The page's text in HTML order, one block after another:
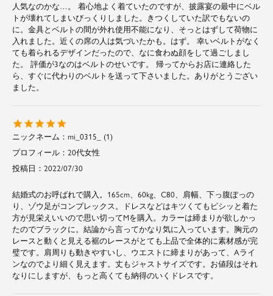
人気なのかな…。 着心地よく着ていたのですが、披露宴の最中にベル
トが壊れてしまいびっくりしました。きつくしていた訳でもないの
に。金具とベルトの間が外れ使用不能になり、そっとはずして荷物に
入れました。近くの席の人は気づいたかも。はず。 幸いベルトがなく
ても着られるデザインだったので、なに食わぬ顔をして過ごしまし
た。 評価が3なのはベルトのせいです。 帰ってからお店に連絡した
ら、すぐに代わりのベルトを送って下さいました。ありがとうござい
ました。
mi_0315_
1
20代女性
投稿日
2022/07/30
結婚式のお呼ばれで購入。165cm、60kg、C80、肩幅、下っ腹ぽっの
り、ゾウ足がコンプレックス。ドレスなどはキツくてもピシッと着た
方が見栄えいいので思い切ってMを購入。カラーは締まりが欲しかっ
たのでブラックに。結論から言ってかなり気に入っています。胸元の
レースと動くと見える裾のレースがとても上品で全体的に素材感が完
璧です。肩周りも動きやすいし、ウエストに締まりがあって、Aライ
ンなのでより細く見えます。丈もジャストサイズです。お値段はそれ
なりにしますが、もっと高くても納得のいくドレスです。